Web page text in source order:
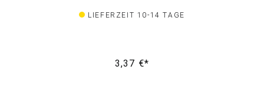
LIEFERZEIT 10-14 TAGE
3,37 €*